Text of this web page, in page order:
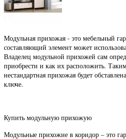
Модульная прихожая - это мебельный
составляющий элемент может
Владелец модульной прихожей сам
приобрести и как их расположить.
нестандартная прихожая будет
ключе.
Купить модульную прихожую
Модульные прихожие в коридор – это